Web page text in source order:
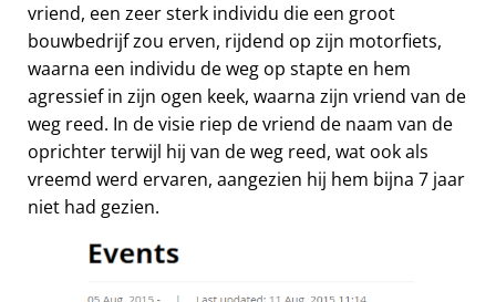
vriend, een zeer sterk individu die een groot
bouwbedrijf zou erven, rijdend op zijn motorfiets,
waarna een individu de weg op stapte en hem
agressief in zijn ogen keek, waarna zijn vriend van de
weg reed. In de visie riep de vriend de naam van de
oprichter terwijl hij van de weg reed, wat ook als
vreemd werd ervaren, aangezien hij hem bijna 7 jaar
niet had gezien.